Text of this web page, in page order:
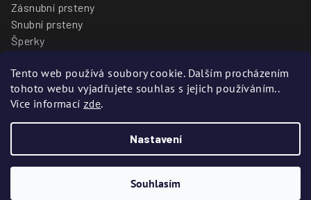
Tento web používá soubory cookie. Dalším procházením
tohoto webu vyjadřujete souhlas s jejich používáním..
Více informací zde.
Nastavení
Souhlasím
Zásnubní prsteny
Snubní prsteny
Šperky
Blog
Prodejny
Zlatnictví Stoch. Všechna práva vyhrazena.
VytvořiliWebotvůrci.cz